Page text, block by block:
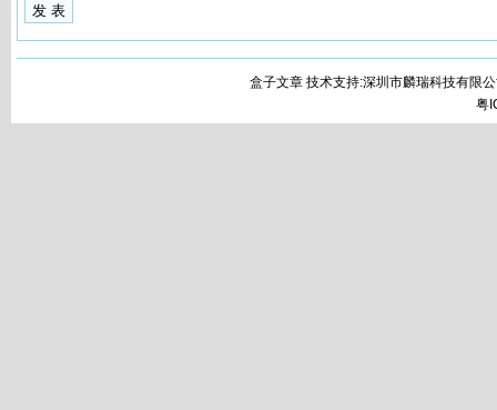
盒子文章 技术支持:深圳市麟瑞科技有限
粤